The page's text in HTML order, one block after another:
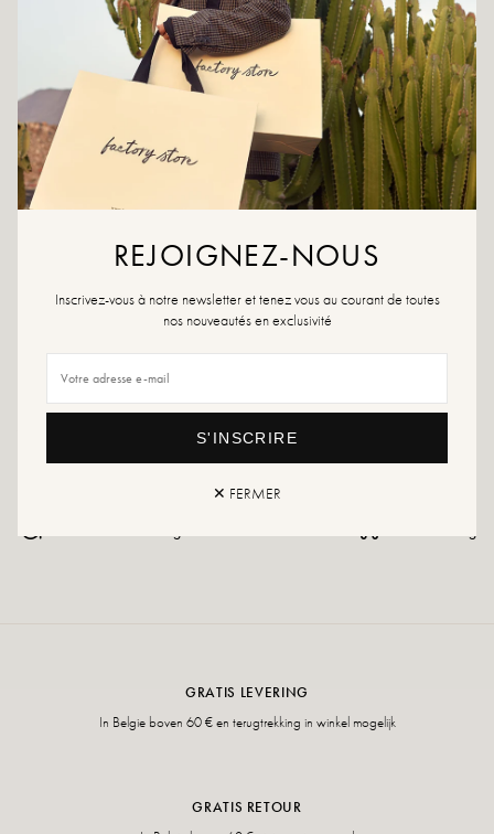
CRÉER UNE ALERTE
AAN WENSLIJST TOEVOEGEN
Kleuren: zwart
Materiaal buitenkant: kunstleer
Binnenzool: textiel
Neus van de schoen: Rond
GRATIS LEVERING
In Belgie boven 60 € en terugtrekking in winkel mogelijk
GRATIS RETOUR
REJOIGNEZ-NOUS
Inscrivez-vous à notre newsletter et tenez vous au courant de toutes
nos nouveautés en exclusivité
S'INSCRIRE
✕ FERMER